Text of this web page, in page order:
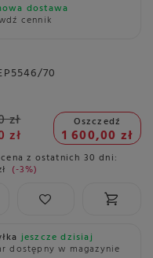
dostawa
cennik
70
zł
zł
Oszczedź
1 600,00 zł
z ostatnich 30 dni:
-3%
jeszcze dzisiaj
dostępny w magazynie